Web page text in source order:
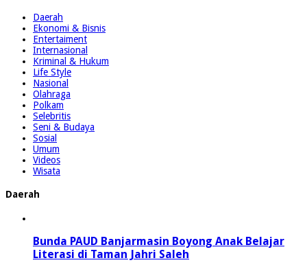
Daerah
Ekonomi & Bisnis
Entertaiment
Internasional
Kriminal & Hukum
Life Style
Nasional
Olahraga
Polkam
Selebritis
Seni & Budaya
Sosial
Umum
Videos
Wisata
Daerah
Bunda PAUD Banjarmasin Boyong Anak Belajar
Literasi di Taman Jahri Saleh